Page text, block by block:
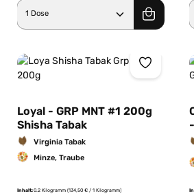
gewünschten Wert
Produkt Anzahl: Gib
Loyal - GRP MNT #1 200g
Shisha Tabak
Virginia Tabak
Minze, Traube
Inhalt:0.2 Kilogramm (134,50 € / 1 Kilogramm)